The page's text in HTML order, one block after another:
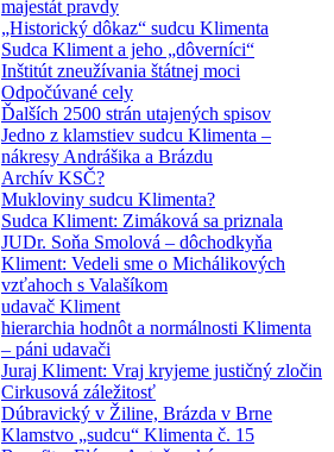
majestát pravdy
„Historický dôkaz“ sudcu Klimenta
Sudca Kliment a jeho „dôverníci“
Inštitút zneužívania štátnej moci
Odpočúvané cely
Ďalších 2500 strán utajených spisov
Jedno z klamstiev sudcu Klimenta –
nákresy Andrášika a Brázdu
Archív KSČ?
Mukloviny sudcu Klimenta?
Sudca Kliment: Zimáková sa priznala
JUDr. Soňa Smolová – dôchodkyňa
Kliment: Vedeli sme o Michálikových
vzťahoch s Valašíkom
udavač Kliment
hierarchia hodnôt a normálnosti Klimenta
– páni udavači
Juraj Kliment: Vraj kryjeme justičný zločin
Cirkusová záležitosť
Dúbravický v Žiline, Brázda v Brne
Klamstvo „sudcu“ Klimenta č. 15